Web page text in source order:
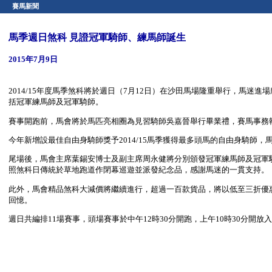
賽馬新聞
馬季週日煞科 見證冠軍騎師、練馬師誕生
2015年7月9日
2014/15年度馬季煞科將於週日（7月12日）在沙田馬場隆重舉行，馬迷進
括冠軍練馬師及冠軍騎師。
賽事開跑前，馬會將於馬匹亮相圈為見習騎師吳嘉晉舉行畢業禮，賽馬事
今年新增設最佳自由身騎師獎予2014/15馬季獲得最多頭馬的自由身騎師
尾場後，馬會主席葉錫安博士及副主席周永健將分別頒發冠軍練馬師及冠
照煞科日傳統於草地跑道作閉幕巡遊並派發紀念品，感謝馬迷的一貫支持。
此外，馬會精品煞科大減價將繼續進行，超過一百款貨品，將以低至三折
回憶。
週日共編排11場賽事，頭場賽事於中午12時30分開跑，上午10時30分開放